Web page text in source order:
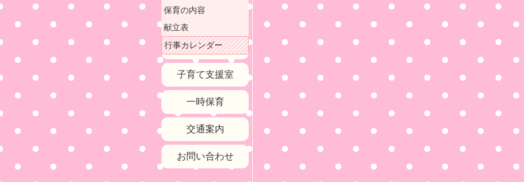
保育の内容
献立表
行事カレンダー
子育て支援室
一時保育
交通案内
お問い合わせ